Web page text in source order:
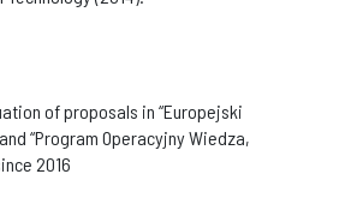
of proposals in “Europejski
“Program Operacyjny Wiedza,
2016